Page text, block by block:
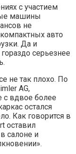
с участием
машины
не
авто
Да и
серьезнее
не так плохо. По
AG,
с вдвое более
остался
Как говорится в
оставил
салоне и